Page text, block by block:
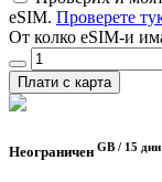
eSIM. Проверете
От колко eSIM-и
Плати с карта
Неограничен GB / 15 дни